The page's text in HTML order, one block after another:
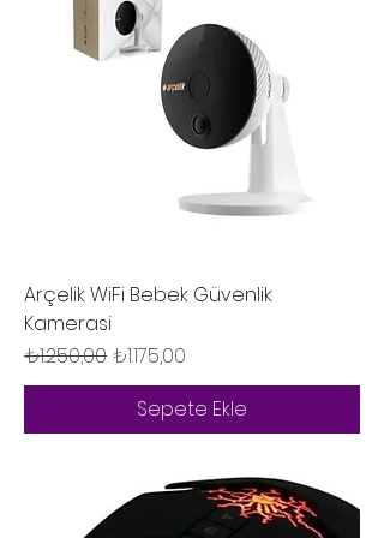
Arçelik WiFi Bebek Güvenlik
Kamerasi
Normal Fiyat
₺1.250,00 İndirimli Fiyat
₺1.175,00
Sepete Ekle